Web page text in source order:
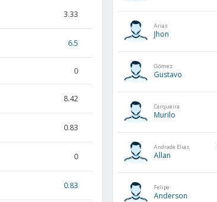
3.33
6.5
0
8.42
0.83
0
0.83
Arias
Jhon
Gómez
Gustavo
Cerqueira
Murilo
Andrade Elias
Allan
Felipe
Anderson